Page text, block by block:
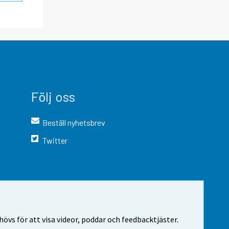
för att visa videor, poddar och feedbacktjäster.
Följ oss
Beställ nyhetsbrev
Twitter